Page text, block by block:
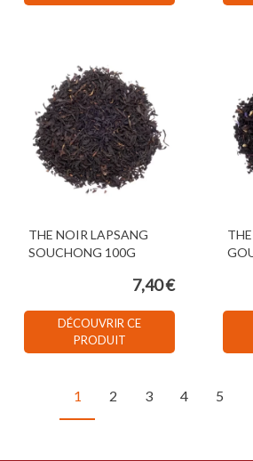
THE NOIR LAPSANG
SOUCHONG 100G
7,40 €
DÉCOUVRIR CE
PRODUIT
1 2 3 4 5